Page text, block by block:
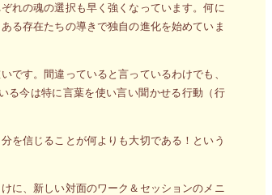
れの魂の選択も早く強くなっています。何に
る存在たちの導きで独自の進化を始めていま
です。間違っていると言っているわけでも、
る今は特に言葉を使い言い聞かせる行動（行
を信じることが何よりも大切である！という
に、新しい対面のワーク＆セッションのメニ